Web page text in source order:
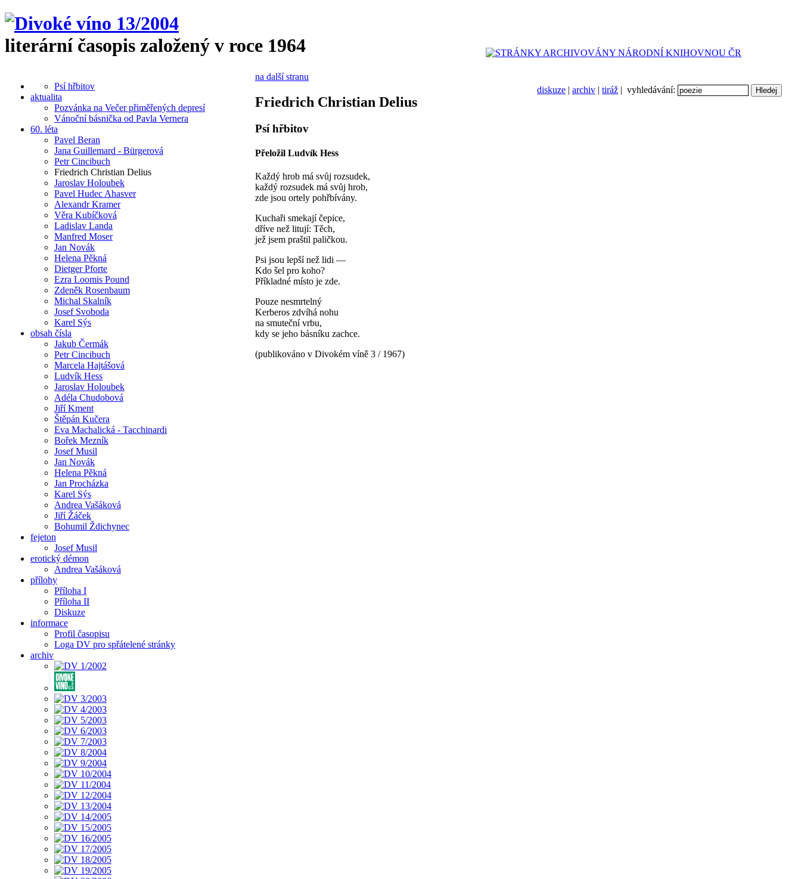
literární časopis založený v roce 1964
diskuze | archiv | tiráž | vyhledávání:
Psí hřbitov
aktualita
Pozvánka na Večer přiměřených depresí
Vánoční básnička od Pavla Vernera
60. léta
Pavel Beran
Jana Guillemard - Bürgerová
Petr Cincibuch
Friedrich Christian Delius
Jaroslav Holoubek
Pavel Hudec Ahasver
Alexandr Kramer
Věra Kubíčková
Ladislav Landa
Manfred Moser
Jan Novák
Helena Pěkná
Dietger Pforte
Ezra Loomis Pound
Zdeněk Rosenbaum
Michal Skalník
Josef Svoboda
Karel Sýs
obsah čísla
Jakub Čermák
Petr Cincibuch
Marcela Hajtášová
Ludvík Hess
Jaroslav Holoubek
Adéla Chudobová
Jiří Kment
Štěpán Kučera
Eva Machalická - Tacchinardi
Bořek Mezník
Josef Musil
Jan Novák
Helena Pěkná
Jan Procházka
Karel Sýs
Andrea Vašáková
Jiří Žáček
Bohumil Ždichynec
fejeton
Josef Musil
erotický démon
Andrea Vašáková
přílohy
Příloha I
Příloha II
Diskuze
informace
Profil časopisu
Loga DV pro spřátelené stránky
archiv
na další stranu
Friedrich Christian Delius
Psí hřbitov
Přeložil Ludvík Hess
Každý hrob má svůj rozsudek,
každý rozsudek má svůj hrob,
zde jsou ortely pohřbívány.
Kuchaři smekají čepice,
dříve než litují: Těch,
jež jsem praštil paličkou.
Psi jsou lepší než lidi —
Kdo šel pro koho?
Příkladné místo je zde.
Pouze nesmrtelný
Kerberos zdvíhá nohu
na smuteční vrbu,
kdy se jeho básníku zachce.
(publikováno v Divokém víně 3 / 1967)